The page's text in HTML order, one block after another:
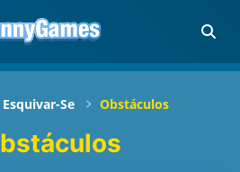
Esquivar-Se Obstáculos